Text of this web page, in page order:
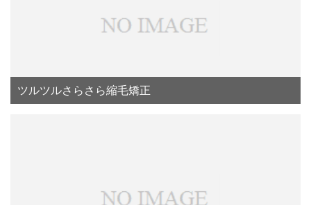
ツルツルさらさら縮毛矯正